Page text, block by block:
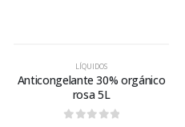
LÍQUIDOS
Anticongelante 30% orgánico
rosa 5L